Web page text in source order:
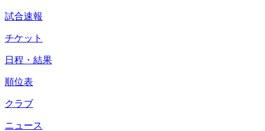
試合速報
チケット
日程・結果
順位表
クラブ
ニュース